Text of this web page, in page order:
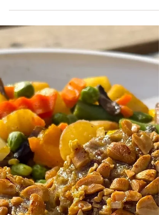
Karbanátky z červené řepy s
balkánským sýrem